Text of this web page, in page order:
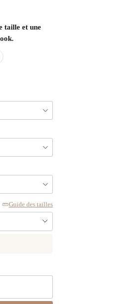
taille et une
Guide des tailles